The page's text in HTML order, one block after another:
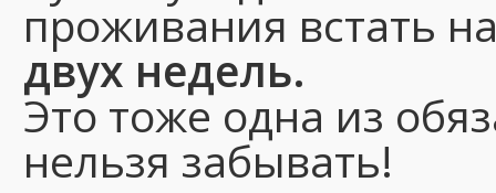
проживания встать
двух недель.
Это тоже одна из
нельзя забывать!